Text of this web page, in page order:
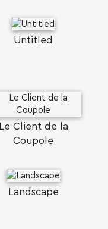
Untitled
Le Client de la
Coupole
Landscape